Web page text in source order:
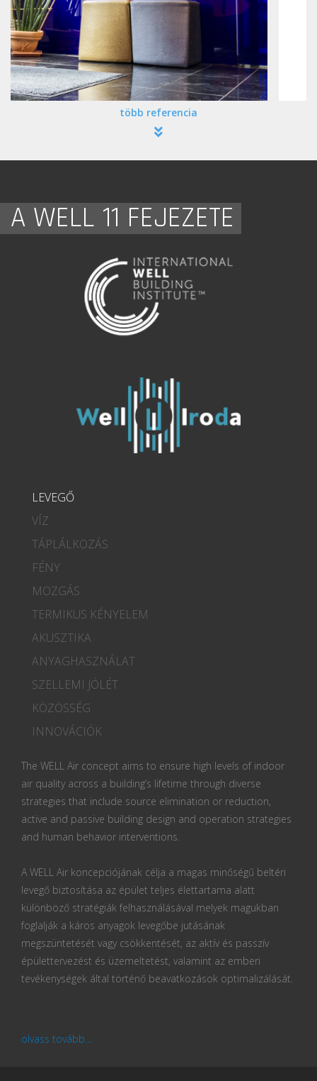
több referencia
A WELL 11 FEJEZETE
LEVEGŐ
VÍZ
TÁPLÁLKOZÁS
FÉNY
MOZGÁS
TERMIKUS KÉNYELEM
AKUSZTIKA
ANYAGHASZNÁLAT
SZELLEMI JÓLÉT
KÖZÖSSÉG
INNOVÁCIÓK
The WELL Air concept aims to ensure high levels of indoor
air quality across a building’s lifetime through diverse
strategies that include source elimination or reduction,
active and passive building design and operation strategies
and human behavior interventions.
A WELL Air koncepciójának célja a magas minőségű beltéri
levegő biztosítása az épület teljes élettartama alatt
különböző stratégiák felhasználásával melyek magukban
foglalják a káros anyagok levegőbe jutásának
megszüntetését vagy csökkentését, az aktív és passzív
épülettervezést és üzemeltetést, valamint az emberi
tevékenységek által történő beavatkozások optimalizálását.
olvass tovább...